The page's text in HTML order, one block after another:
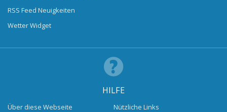
RSS Feed Neuigkeiten
Wetter Widget
HILFE
Über diese Webseite
Nützliche Links